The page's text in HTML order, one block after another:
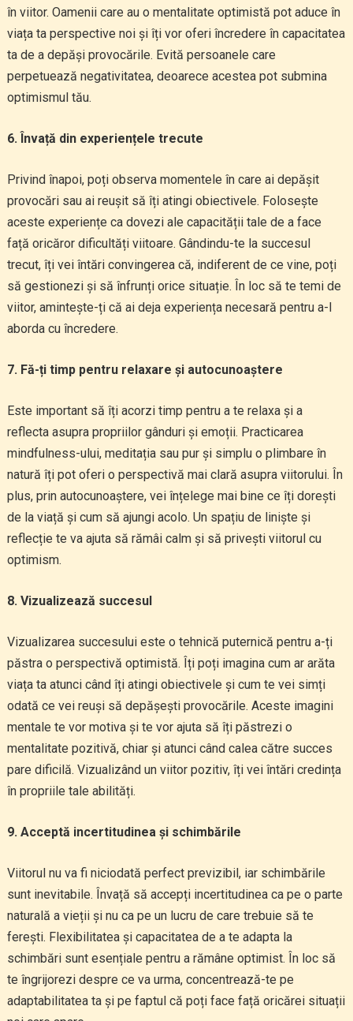
în viitor. Oamenii care au o mentalitate optimistă pot aduce în
viața ta perspective noi și îți vor oferi încredere în capacitatea
ta de a depăși provocările. Evită persoanele care
perpetuează negativitatea, deoarece acestea pot submina
optimismul tău.
6. Învață din experiențele trecute
Privind înapoi, poți observa momentele în care ai depășit
provocări sau ai reușit să îți atingi obiectivele. Folosește
aceste experiențe ca dovezi ale capacității tale de a face
față oricăror dificultăți viitoare. Gândindu-te la succesul
trecut, îți vei întări convingerea că, indiferent de ce vine, poți
să gestionezi și să înfrunți orice situație. În loc să te temi de
viitor, amintește-ți că ai deja experiența necesară pentru a-l
aborda cu încredere.
7. Fă-ți timp pentru relaxare și autocunoaștere
Este important să îți acorzi timp pentru a te relaxa și a
reflecta asupra propriilor gânduri și emoții. Practicarea
mindfulness-ului, meditația sau pur și simplu o plimbare în
natură îți pot oferi o perspectivă mai clară asupra viitorului. În
plus, prin autocunoaștere, vei înțelege mai bine ce îți dorești
de la viață și cum să ajungi acolo. Un spațiu de liniște și
reflecție te va ajuta să rămâi calm și să privești viitorul cu
optimism.
8. Vizualizează succesul
Vizualizarea succesului este o tehnică puternică pentru a-ți
păstra o perspectivă optimistă. Îți poți imagina cum ar arăta
viața ta atunci când îți atingi obiectivele și cum te vei simți
odată ce vei reuși să depășești provocările. Aceste imagini
mentale te vor motiva și te vor ajuta să îți păstrezi o
mentalitate pozitivă, chiar și atunci când calea către succes
pare dificilă. Vizualizând un viitor pozitiv, îți vei întări credința
în propriile tale abilități.
9. Acceptă incertitudinea și schimbările
Viitorul nu va fi niciodată perfect previzibil, iar schimbările
sunt inevitabile. Învață să accepți incertitudinea ca pe o parte
naturală a vieții și nu ca pe un lucru de care trebuie să te
ferești. Flexibilitatea și capacitatea de a te adapta la
schimbări sunt esențiale pentru a rămâne optimist. În loc să
te îngrijorezi despre ce va urma, concentrează-te pe
adaptabilitatea ta și pe faptul că poți face față oricărei situații